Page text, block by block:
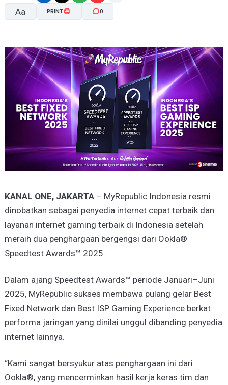
Aa
A- A+
PRINT 0
KANAL ONE, JAKARTA– MyRepublic Indonesia resmi
dinobatkan sebagai penyedia internet cepat terbaik dan
layanan internet gaming terbaik di Indonesia setelah
meraih dua penghargaan bergengsi dari Ookla®
Speedtest Awards™ 2025.
Dalam ajang Speedtest Awards™ periode Januari–Juni
2025, MyRepublic sukses membawa pulang gelar Best
Fixed Network dan Best ISP Gaming Experience berkat
performa jaringan yang dinilai unggul dibanding penyedia
internet lainnya.
“Kami sangat bersyukur atas penghargaan ini dari
Ookla®, yang mencerminkan hasil kerja keras tim dan